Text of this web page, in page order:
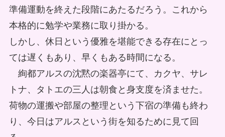
準備運動を終えた段階にあたるだろう。これから
本格的に勉学や業務に取り掛かる。
しかし、休日という優雅を堪能できる存在にとっ
ては遅くもあり、早くもある時間になる。
絢都アルスの沈黙の楽器亭にて、カクヤ、サレ
トナ、タトエの三人は朝食と身支度を済ませた。
荷物の運搬や部屋の整理という下宿の準備も終わ
り、今日はアルスという街を知るために見て回